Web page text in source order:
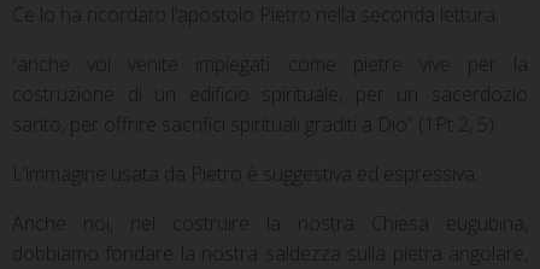
Ce lo ha ricordato l’apostolo Pietro nella seconda lettura:
anche voi venite impiegati come pietre vive per la
costruzione di un edificio spirituale, per un sacerdozio
santo, per offrire sacrifici spirituali graditi a Dio” (1Pt 2, 5).
L’immagine usata da Pietro è suggestiva ed espressiva.
Anche noi, nel costruire la nostra Chiesa eugubina,
dobbiamo fondare la nostra saldezza sulla pietra angolare,